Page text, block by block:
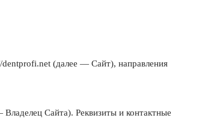
dentprofi.net (далее — Сайт), направления
Сайта). Реквизиты и контактные